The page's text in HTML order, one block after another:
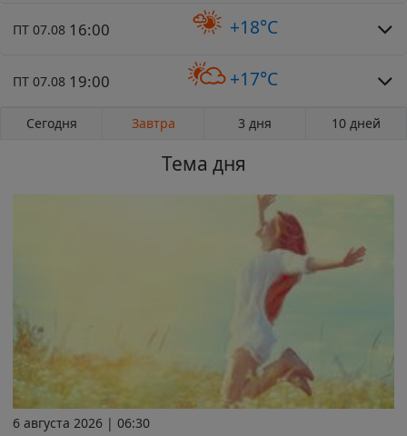
ПТ 07.08 16:00 +18°C
ПТ 07.08 19:00 +17°C
Сегодня Завтра 3 дня 10 дней
Тема дня
6 августа 2026 | 06:30